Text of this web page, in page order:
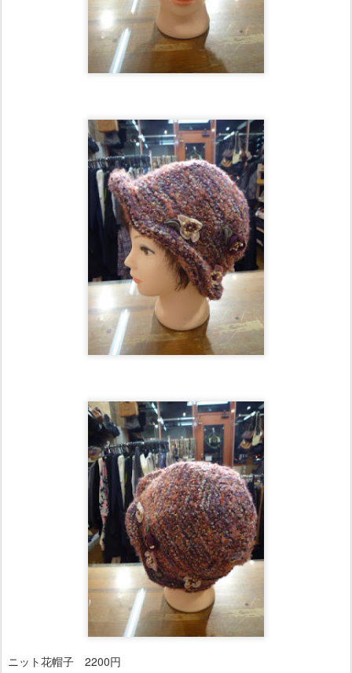
ニット花帽子 2200円